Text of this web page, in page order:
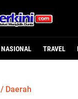
NASIONAL TRAVEL
/ Daerah